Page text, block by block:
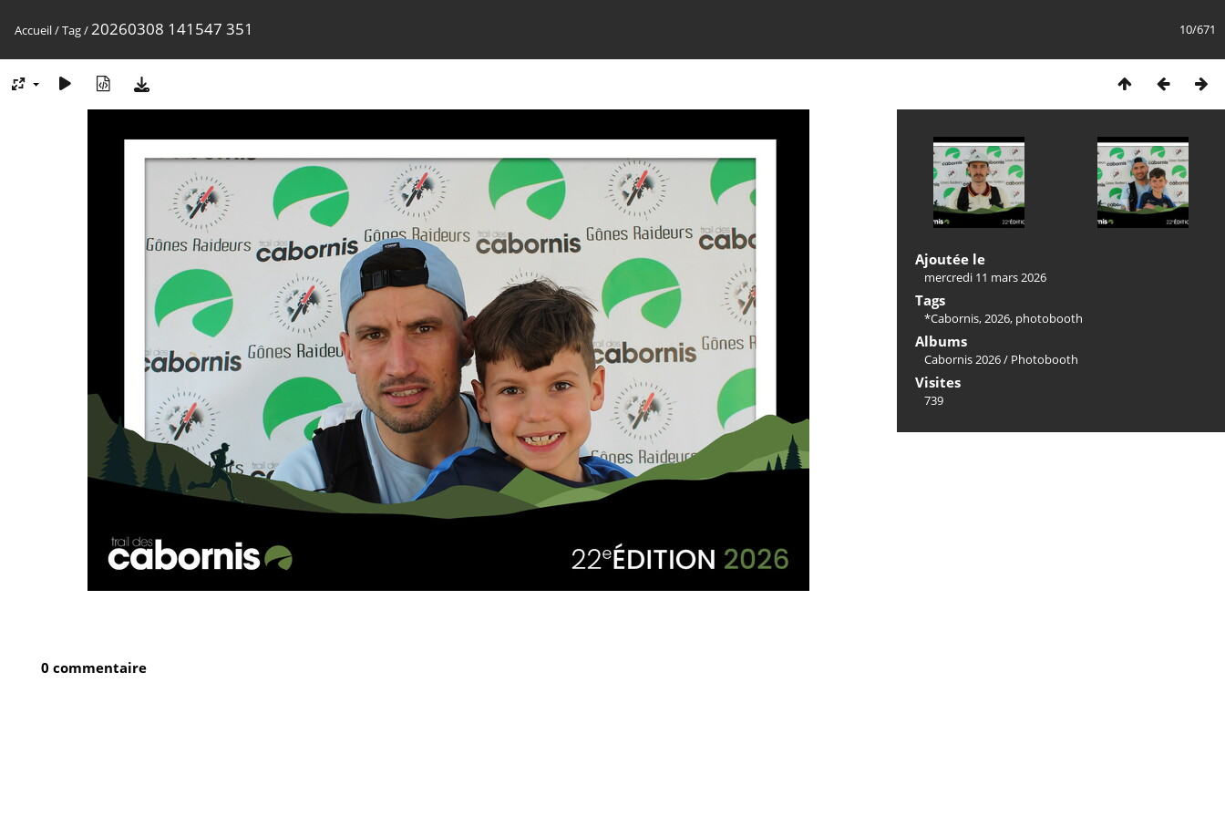
10/671
Accueil/Tag/20260308 141547 351
Ajoutée le
mercredi 11 mars 2026
Tags
*Cabornis,2026, photobooth
Albums
Cabornis 2026/ Photobooth
Visites
739
0 commentaire